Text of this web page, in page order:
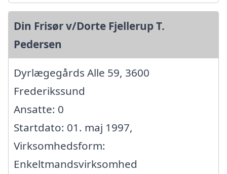
Din Frisør v/Dorte Fjellerup T.
Pedersen
Dyrlægegårds Alle 59, 3600
Frederikssund
Ansatte: 0
Startdato: 01. maj 1997,
Virksomhedsform:
Enkeltmandsvirksomhed